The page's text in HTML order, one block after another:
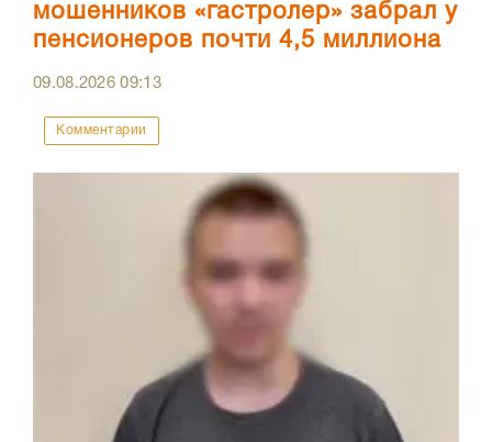
мошенников «гастролер» забрал у
пенсионеров почти 4,5 миллиона
09.08.202609:13
Комментарии